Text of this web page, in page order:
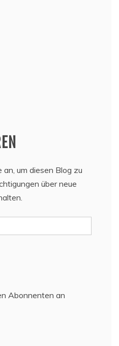
um diesen Blog zu
über neue
Abonnenten an